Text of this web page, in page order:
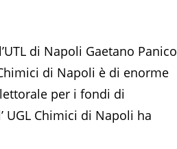
di Napoli Gaetano Panico
di Napoli è di enorme
per i fondi di
UGL Chimici di Napoli ha